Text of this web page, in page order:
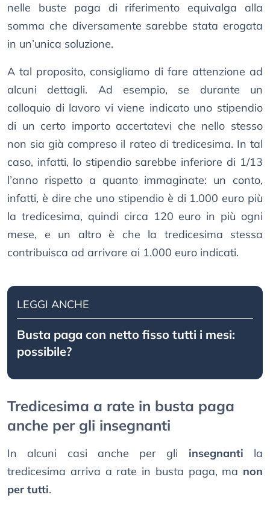
nelle buste paga di riferimento equivalga alla
somma che diversamente sarebbe stata erogata
in un’unica soluzione.
A tal proposito, consigliamo di fare attenzione ad
alcuni dettagli. Ad esempio, se durante un
colloquio di lavoro vi viene indicato uno stipendio
di un certo importo accertatevi che nello stesso
non sia già compreso il rateo di tredicesima. In tal
caso, infatti, lo stipendio sarebbe inferiore di 1/13
l’anno rispetto a quanto immaginate: un conto,
infatti, è dire che uno stipendio è di 1.000 euro più
la tredicesima, quindi circa 120 euro in più ogni
mese, e un altro è che la tredicesima stessa
contribuisca ad arrivare ai 1.000 euro indicati.
LEGGI ANCHE
Busta paga con netto fisso tutti i mesi:
possibile?
Tredicesima a rate in busta paga
anche per gli insegnanti
In alcuni casi anche per gli insegnanti la
tredicesima arriva a rate in busta paga, ma non
per tutti.